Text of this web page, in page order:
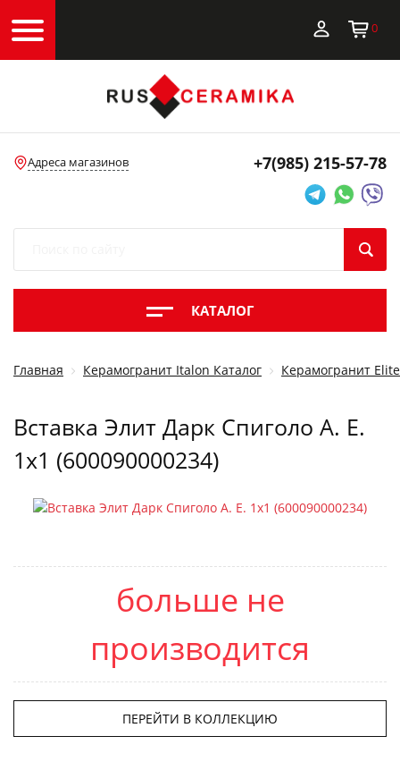
0
Адреса магазинов +7(985) 215-57-78
КАТАЛОГ
Главная Керамогранит Italon Каталог Керамогранит
Вставка Элит Дарк Спиголо А. Е.
1х1 (600090000234)
больше не
производится
ПЕРЕЙТИ В КОЛЛЕКЦИЮ